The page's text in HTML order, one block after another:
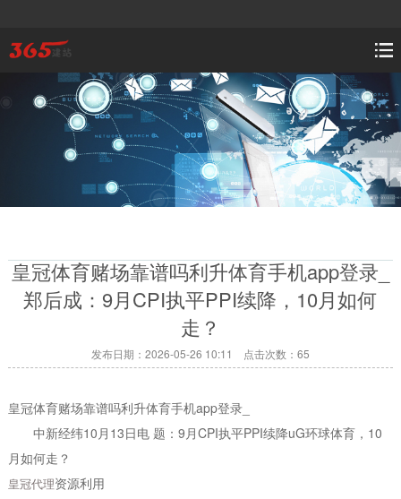
皇冠体育赌场靠谱吗利升体育手机app登录_
郑后成：9月CPI执平PPI续降，10月如何
走？
发布日期：2026-05-26 10:11 点击次数：65
皇冠体育赌场靠谱吗利升体育手机app登录_
中新经纬10月13日电 题：9月CPI执平PPI续降uG环球体育，10
月如何走？
皇冠代理资源利用